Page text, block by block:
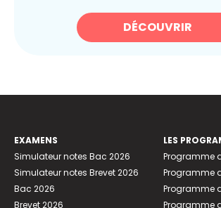
DÉCOUVRIR
EXAMENS
Simulateur notes Bac 2026
Simulateur notes Brevet 2026
Bac 2026
Brevet 2026
LES
Programme
Programme
Programme
Programme